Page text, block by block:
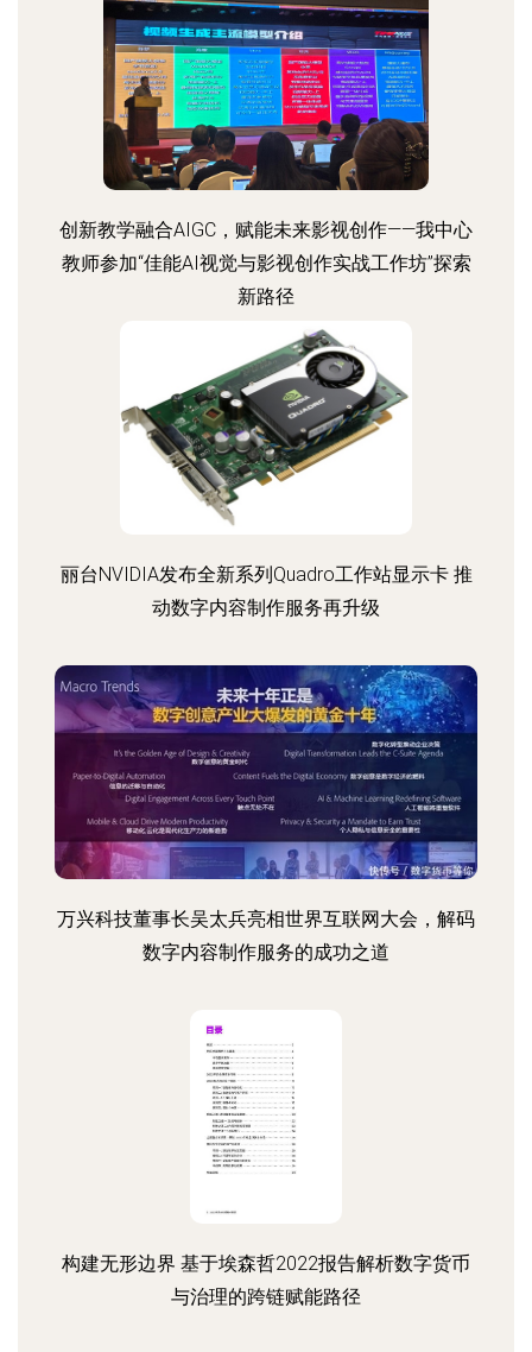
创新教学融合AIGC，赋能未来影视创作——我中心
教师参加“佳能AI视觉与影视创作实战工作坊”探索
新路径
丽台NVIDIA发布全新系列Quadro工作站显示卡 推
动数字内容制作服务再升级
万兴科技董事长吴太兵亮相世界互联网大会，解码
数字内容制作服务的成功之道
构建无形边界 基于埃森哲2022报告解析数字货币
与治理的跨链赋能路径